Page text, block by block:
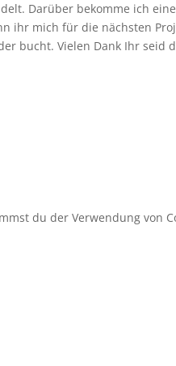
Darüber bekomme ich
ihr mich für die nächsten
bucht. Vielen Dank Ihr seid
du der Verwendung von